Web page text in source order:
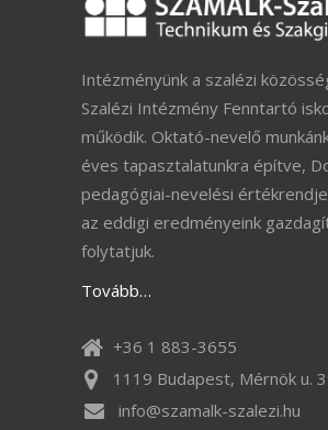
Intézményünk a szalézi
Szalézi Intézmény Fenntartó
működik. Oktató-nevelő
éves tapasztalatunkra építve,
pedagógiai-nevelési
az eddigi eredményeink
folytatjuk.
Tovább…
+36 1 883-3655
1119 Budapest, Mérnök u.
info@szamalk-szalezi.hu